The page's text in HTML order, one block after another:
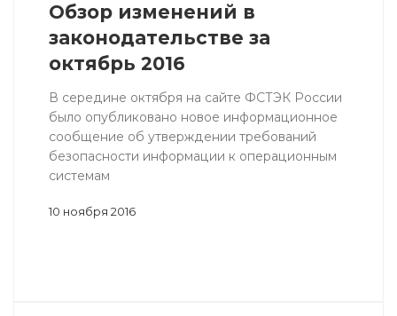
Обзор изменений в
законодательстве за
октябрь 2016
В середине октября на сайте ФСТЭК России
было опубликовано новое информационное
сообщение об утверждении требований
безопасности информации к операционным
системам
10 ноября 2016